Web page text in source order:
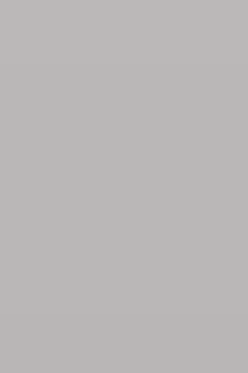
Small Batch (USA)